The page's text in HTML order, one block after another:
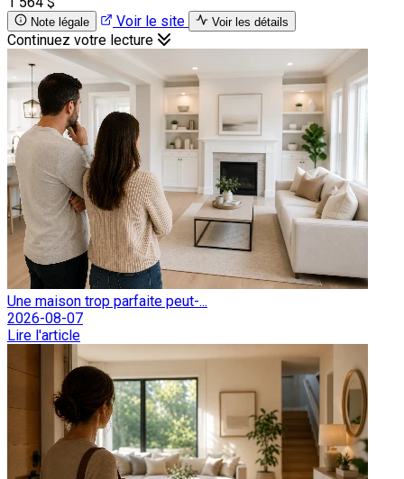
Note légale Voir le site Voir les détails
Continuez votre lecture
Une maison trop parfaite peut-...
2026-08-07
Lire l'article